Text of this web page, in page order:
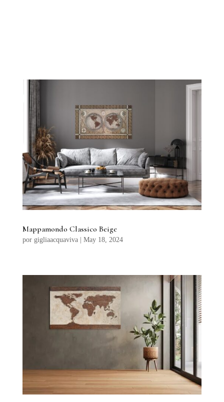
Mappamondo Classico Beige
por gigliaacquaviva| May 18, 2024